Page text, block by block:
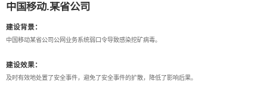
中国移动.某省公司
建设背景：
中国移动某省公司公网业务系统弱口令导致感染挖矿病毒。
建设效果：
及时有效地处置了安全事件，避免了安全事件的扩散，降低了影响后果。